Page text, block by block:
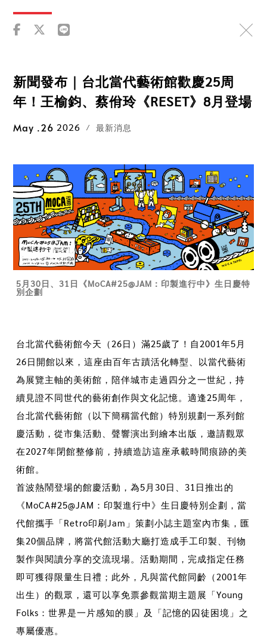
新聞發布｜台北當代藝術館歡慶25周
年！王榆鈞、蔡佾玲《RESET》8月登場
May 26 2026 最新消息
5月30日、31日《MoCA#25@JAM：印製進行中》生日慶特
別企劃
台北當代藝術館今天（26日）滿25歲了！自2001年5月
26日開館以來，這座由百年古蹟活化轉型、以當代藝術
為展覽主軸的美術館，陪伴城市走過四分之一世紀，持
續見證不同世代的藝術創作與文化記憶。適逢25周年，
台北當代藝術館（以下簡稱當代館）特別規劃一系列館
慶活動，從市集活動、聲響演出到繪本出版，邀請觀眾
在2027年閉館整修前，持續造訪這座承載時間痕跡的美
術館。
首波熱鬧登場的館慶活動，為5月30日、31日推出的
《MoCA#25@JAM：印製進行中》生日慶特別企劃，當
代館攜手「Retro印刷Jam」策劃小誌主題室內市集，匯
集20個品牌，將當代館活動大廳打造成手工印製、刊物
製作與閱讀分享的交流現場。活動期間，完成指定任務
即可獲得限量生日禮；此外，凡與當代館同齡（2001年
出生）的觀眾，還可以享免票參觀當期主題展「Young
Folks：世界是一片感知的膜」及「記憶的囚徒困境」之
專屬優惠。